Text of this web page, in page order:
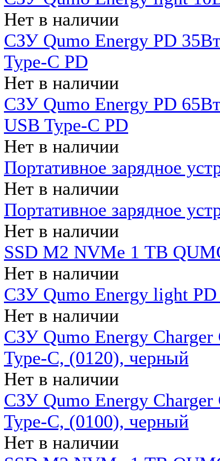
Нет в наличии
СЗУ Qumo Energy PD
Type-C PD
Нет в наличии
СЗУ Qumo Energy PD
USB Type-C PD
Нет в наличии
Портативное зарядное
Нет в наличии
Портативное зарядное
Нет в наличии
SSD M2 NVMe 1 ТB
Нет в наличии
СЗУ Qumo Energy light PD
Нет в наличии
СЗУ Qumo Energy
Type-C, (0120), черный
Нет в наличии
СЗУ Qumo Energy
Type-C, (0100), черный
Нет в наличии